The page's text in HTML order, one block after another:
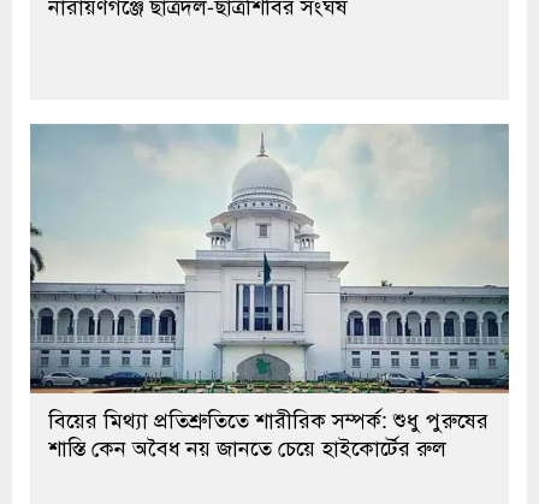
বিয়ের মিথ্যা প্রতিশ্রুতিতে শারীরিক সম্পর্ক: শুধু পুরুষের
শাস্তি কেন অবৈধ নয় জানতে চেয়ে হাইকোর্টের রুল